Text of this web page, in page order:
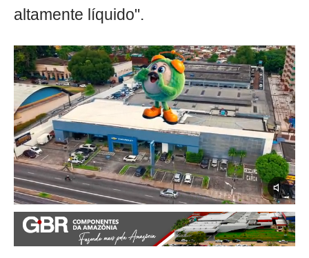
altamente líquido".